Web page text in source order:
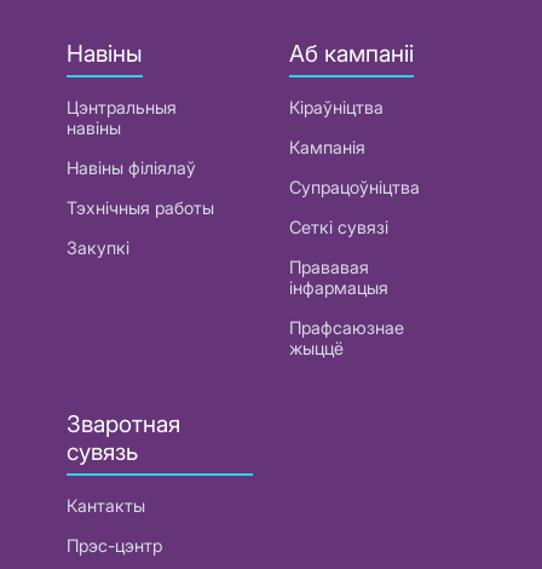
Навіны
Цэнтральныя
навіны
Навіны філіялаў
Тэхнічныя работы
Закупкі
Аб кампаніі
Кіраўніцтва
Кампанія
Супрацоўніцтва
Сеткі сувязі
Прававая
інфармацыя
Прафсаюзнае
жыццё
Зваротная
сувязь
Кантакты
Прэс-цэнтр